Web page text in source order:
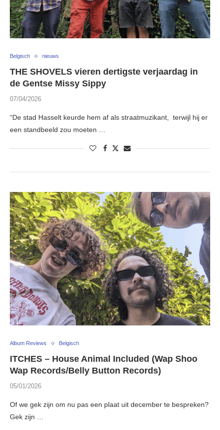
Belgisch nieuws
THE SHOVELS vieren dertigste verjaardag in
de Gentse Missy Sippy
07/04/2026
“De stad Hasselt keurde hem af als straatmuzikant, terwijl hij er
een standbeeld zou moeten …
Album Reviews Belgisch
ITCHES – House Animal Included (Wap Shoo
Wap Records/Belly Button Records)
05/01/2026
Of we gek zijn om nu pas een plaat uit december te bespreken?
Gek zijn …